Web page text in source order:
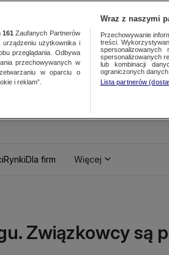
RynkiDla firm Więcej
Związkowcy są
161 Zaufanych Partnerów
użytkownika i
przeglądania. Odbywa
przechowywanych w
w oparciu o
i reklam”.
Wraz z naszymi
Przechowywanie
treści.
spersonalizowanych
lub kombinacji
ograniczonych
Lista partnerów